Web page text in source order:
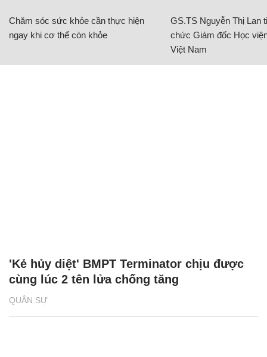
Chăm sóc sức khỏe cần thực hiện
ngay khi cơ thể còn khỏe
GS.TS Nguyễn Thị Lan
chức Giám đốc Học
Việt Nam
QUÂN SỰ
'Kẻ hủy diệt' BMPT Terminator chịu được
cùng lúc 2 tên lửa chống tăng